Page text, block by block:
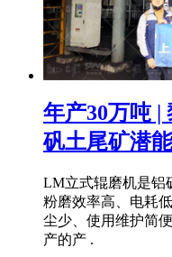
年产30万吨 |
矾土尾矿潜能
LM立式辊磨机是铝
粉磨效率高、电耗
尘少、使用维护简
产的产 .